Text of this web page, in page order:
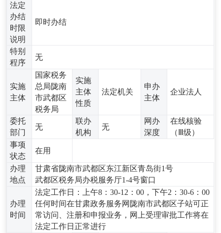
法定
办结
时限
说明
即时办结
特别
程序
无
实施
主体
国家税务
总局陇南
市武都区
税务局
实施
主体
性质
法定机关
申办
主体
企业法人
委托
部门
无
联办
机构
无
网办
深度
在线核验
（Ⅲ级）
事项
状态
在用
办理
地点
甘肃省陇南市武都区东江新区青岛街1号
武都区税务局办税服务厅1-4号窗口
办理
时间
法定工作日：上午8：30-12：00，下午2：30-6：00
任何时间在甘肃政务服务网陇南市武都区子站可正
常访问、注册和申报业务，网上受理审批工作将在
法定工作日正常进行